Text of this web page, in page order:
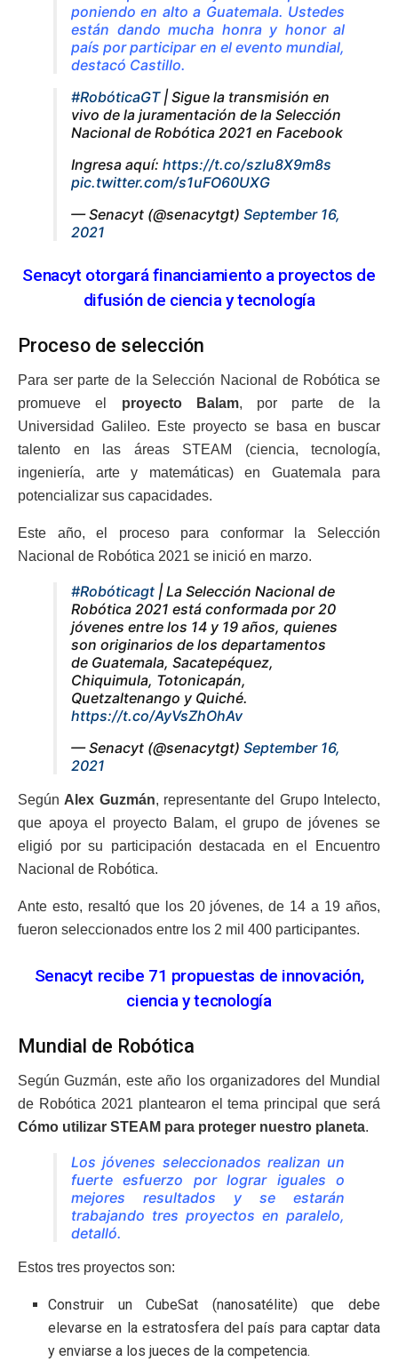
poniendo en alto a Guatemala. Ustedes
están dando mucha honra y honor al
país por participar en el evento mundial,
destacó Castillo.
#RobóticaGT| Sigue la transmisión en
vivo de la juramentación de la Selección
Nacional de Robótica 2021 en Facebook
Ingresa aquí: https://t.co/szIu8X9m8s
pic.twitter.com/s1uFO60UXG
— Senacyt (@senacytgt) September 16,
2021
Senacyt otorgará financiamiento a proyectos de
difusión de ciencia y tecnología
Proceso de selección
Para ser parte de la Selección Nacional de Robótica se
promueve el proyecto Balam, por parte de la
Universidad Galileo. Este proyecto se basa en buscar
talento en las áreas STEAM (ciencia, tecnología,
ingeniería, arte y matemáticas) en Guatemala para
potencializar sus capacidades.
Este año, el proceso para conformar la Selección
Nacional de Robótica 2021 se inició en marzo.
#Robóticagt | La Selección Nacional de
Robótica 2021 está conformada por 20
jóvenes entre los 14 y 19 años, quienes
son originarios de los departamentos
de Guatemala, Sacatepéquez,
Chiquimula, Totonicapán,
Quetzaltenango y Quiché.
https://t.co/AyVsZhOhAv
— Senacyt (@senacytgt) September 16,
2021
Según Alex Guzmán, representante del Grupo Intelecto,
que apoya el proyecto Balam, el grupo de jóvenes se
eligió por su participación destacada en el Encuentro
Nacional de Robótica.
Ante esto, resaltó que los 20 jóvenes, de 14 a 19 años,
fueron seleccionados entre los 2 mil 400 participantes.
Senacyt recibe 71 propuestas de innovación,
ciencia y tecnología
Mundial de Robótica
Según Guzmán, este año los organizadores del Mundial
de Robótica 2021 plantearon el tema principal que será
Cómo utilizar STEAM para proteger nuestro planeta.
Los jóvenes seleccionados realizan un
fuerte esfuerzo por lograr iguales o
mejores resultados y se estarán
trabajando tres proyectos en paralelo,
detalló.
Estos tres proyectos son:
Construir un CubeSat (nanosatélite) que debe
elevarse en la estratosfera del país para captar data
y enviarse a los jueces de la competencia.